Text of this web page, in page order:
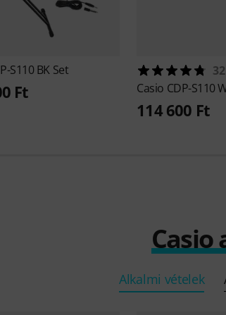
S110 BK Set
Ft
32
Casio CDP-S110
114 600 Ft
Casio
Alkalmi vételek